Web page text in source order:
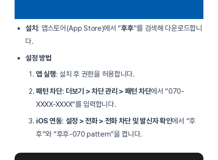
설치 : 앱스토어(App Store)에서 “후후“를 검색해 다운로드합니
다.
설정 방법
앱 실행: 설치 후 권한을 허용합니다.
패턴 차단: 더보기 > 차단 관리 > 패턴 차단에서 “070-
XXXX-XXXX”를 입력합니다.
iOS 연동: 설정 > 전화 > 전화 차단 및 발신자 확인에서 “후
후”와 “후후-070 pattern”을 켭니다.